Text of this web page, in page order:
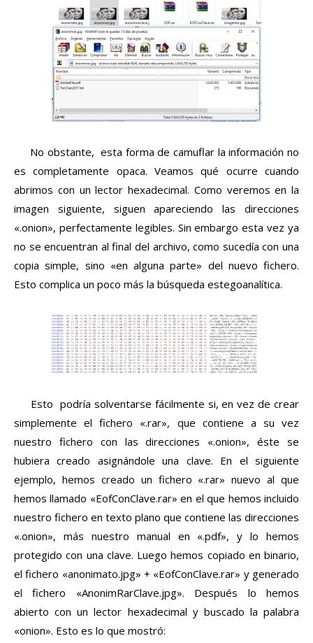
No obstante, esta forma de camuflar la información no
es completamente opaca. Veamos qué ocurre cuando
abrimos con un lector hexadecimal. Como veremos en la
imagen siguiente, siguen apareciendo las direcciones
«.onion», perfectamente legibles. Sin embargo esta vez ya
no se encuentran al final del archivo, como sucedía con una
copia simple, sino «en alguna parte» del nuevo fichero.
Esto complica un poco más la búsqueda estegoanalítica.
Esto podría solventarse fácilmente si, en vez de crear
simplemente el fichero «.rar», que contiene a su vez
nuestro fichero con las direcciones «.onion», éste se
hubiera creado asignándole una clave. En el siguiente
ejemplo, hemos creado un fichero «.rar» nuevo al que
hemos llamado «EofConClave.rar» en el que hemos incluido
nuestro fichero en texto plano que contiene las direcciones
«.onion», más nuestro manual en «.pdf», y lo hemos
protegido con una clave. Luego hemos copiado en binario,
el fichero «anonimato.jpg» + «EofConClave.rar» y generado
el fichero «AnonimRarClave.jpg». Después lo hemos
abierto con un lector hexadecimal y buscado la palabra
«onion». Esto es lo que mostró: